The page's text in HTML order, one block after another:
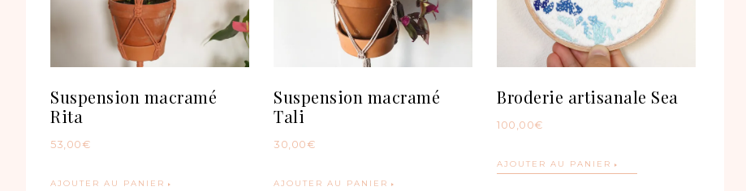
Suspension macramé
Rita
53,00 €
AJOUTER AU PANIER
Suspension macramé
Tali
30,00 €
AJOUTER AU PANIER
Broderie artisanale Sea
100,00€
AJOUTER AU PANIER